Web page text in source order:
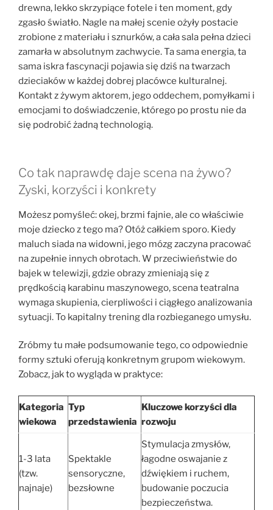
drewna, lekko skrzypiące fotele i ten moment, gdy
zgasło światło. Nagle na małej scenie ożyły postacie
zrobione z materiału i sznurków, a cała sala pełna dzieci
zamarła w absolutnym zachwycie. Ta sama energia, ta
sama iskra fascynacji pojawia się dziś na twarzach
dzieciaków w każdej dobrej placówce kulturalnej.
Kontakt z żywym aktorem, jego oddechem, pomyłkami i
emocjami to doświadczenie, którego po prostu nie da
się podrobić żadną technologią.
Co tak naprawdę daje scena na żywo?
Zyski, korzyści i konkrety
Możesz pomyśleć: okej, brzmi fajnie, ale co właściwie
moje dziecko z tego ma? Otóż całkiem sporo. Kiedy
maluch siada na widowni, jego mózg zaczyna pracować
na zupełnie innych obrotach. W przeciwieństwie do
bajek w telewizji, gdzie obrazy zmieniają się z
prędkością karabinu maszynowego, scena teatralna
wymaga skupienia, cierpliwości i ciągłego analizowania
sytuacji. To kapitalny trening dla rozbieganego umysłu.
Zróbmy tu małe podsumowanie tego, co odpowiednie
formy sztuki oferują konkretnym grupom wiekowym.
Zobacz, jak to wygląda w praktyce:
Kategoria
wiekowa
Typ
przedstawienia
Kluczowe korzyści dla
rozwoju
1-3 lata
(tzw.
najnaje)
Spektakle
sensoryczne,
bezsłowne
Stymulacja zmysłów,
łagodne oswajanie z
dźwiękiem i ruchem,
budowanie poczucia
bezpieczeństwa.